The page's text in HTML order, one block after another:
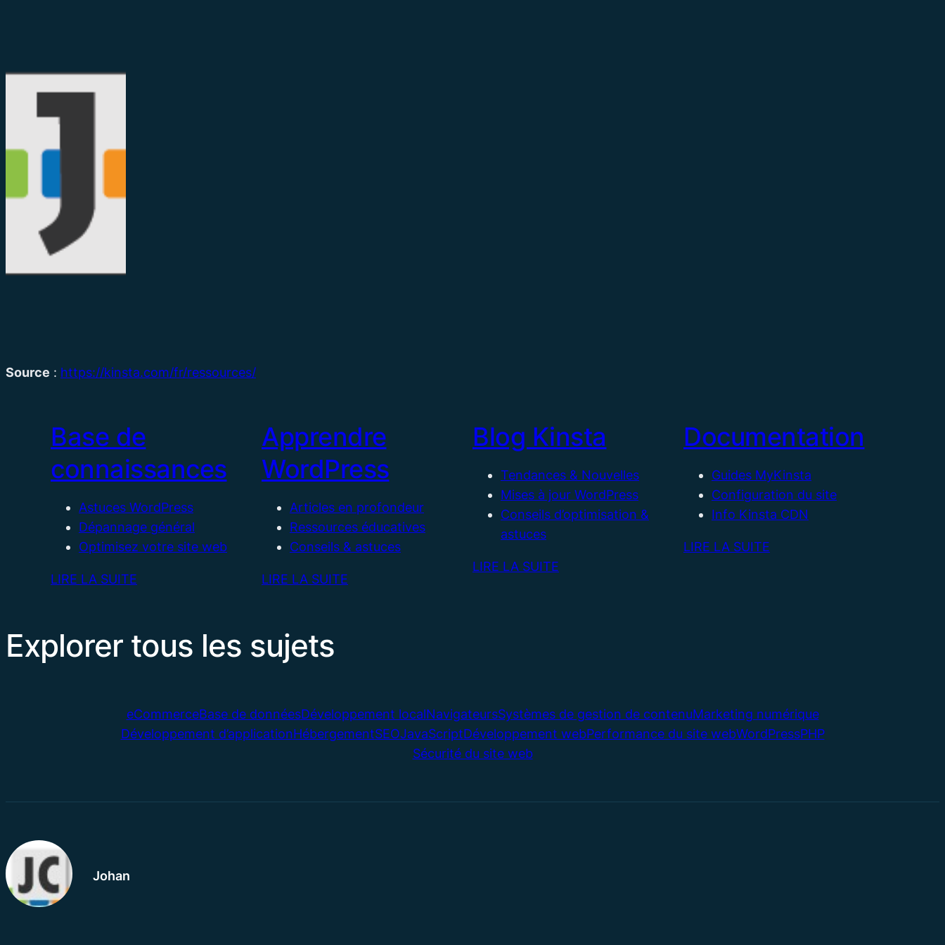
Source : https://kinsta.com/fr/ressources/
Base de
connaissances
Astuces WordPress
Dépannage général
Optimisez votre site web
LIRE LA SUITE
Apprendre
WordPress
Articles en profondeur
Ressources éducatives
Conseils & astuces
LIRE LA SUITE
Blog Kinsta
Tendances & Nouvelles
Mises à jour WordPress
Conseils d’optimisation &
astuces
LIRE LA SUITE
Documentation
Guides MyKinsta
Configuration du site
Info Kinsta CDN
LIRE LA SUITE
Explorer tous les sujets
eCommerceBase de donnéesDéveloppement localNavigateursSystèmes de gestion de contenuMarketing numérique
Développement d’applicationHébergementSEOJavaScriptDéveloppement webPerformance du site webWordPressPHP
Sécurité du site web
Johan